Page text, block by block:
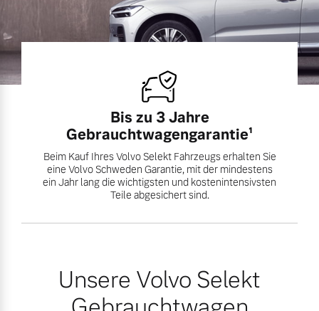
Bis zu 3 Jahre
Gebrauchtwagengarantie¹
Beim Kauf Ihres Volvo Selekt Fahrzeugs erhalten Sie
eine Volvo Schweden Garantie, mit der mindestens
ein Jahr lang die wichtigsten und kostenintensivsten
Teile abgesichert sind.
Unsere Volvo Selekt